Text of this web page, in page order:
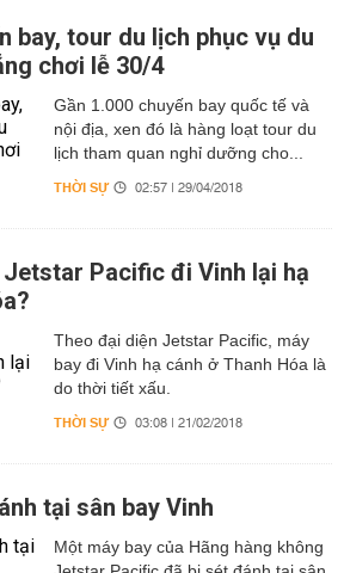
bay, tour du lịch phục vụ du
chơi lễ 30/4
Gần 1.000 chuyến bay quốc tế và
nội địa, xen đó là hàng loạt tour du
lịch tham quan nghỉ dưỡng cho...
THỜI SỰ 02:57 | 29/04/2018
Pacific đi Vinh lại hạ
Theo đại diện Jetstar Pacific, máy
bay đi Vinh hạ cánh ở Thanh Hóa là
do thời tiết xấu.
THỜI SỰ 03:08 | 21/02/2018
tại sân bay Vinh
Một máy bay của Hãng hàng không